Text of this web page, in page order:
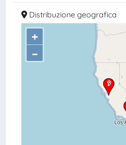
Distribuzione geografica
+
–